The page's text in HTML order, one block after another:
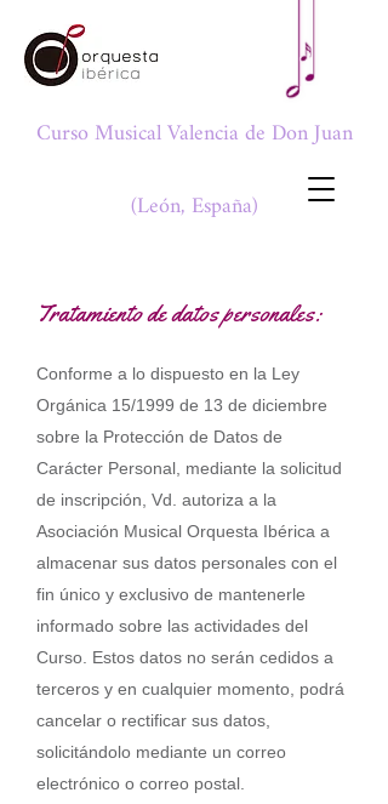
Curso Musical Valencia de Don Juan
(León, España)
Tratamiento de datos personales:
Conforme a lo dispuesto en la Ley
Orgánica 15/1999 de 13 de diciembre
sobre la Protección de Datos de
Carácter Personal, mediante la solicitud
de inscripción, Vd. autoriza a la
Asociación Musical Orquesta Ibérica a
almacenar sus datos personales con el
fin único y exclusivo de mantenerle
informado sobre las actividades del
Curso. Estos datos no serán cedidos a
terceros y en cualquier momento, podrá
cancelar o rectificar sus datos,
solicitándolo mediante un correo
electrónico o correo postal.